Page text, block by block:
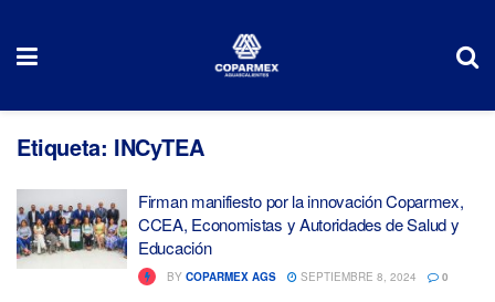
Etiqueta: INCyTEA
Firman manifiesto por la innovación Coparmex,
CCEA, Economistas y Autoridades de Salud y
Educación
BY COPARMEX AGS SEPTIEMBRE 8, 2024 0